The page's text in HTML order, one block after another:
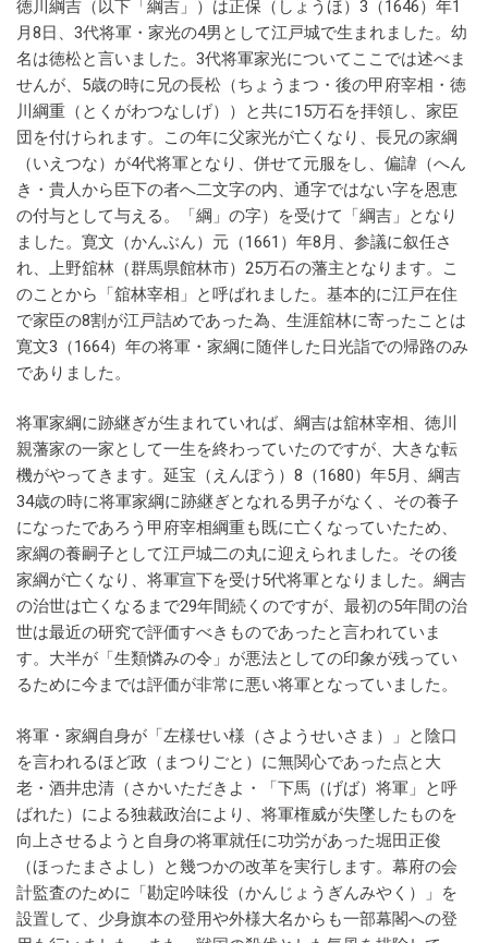
徳川綱吉（以下「綱吉」）は正保（しょうほ）3（1646）年1
月8日、3代将軍・家光の4男として江戸城で生まれました。幼
名は徳松と言いました。3代将軍家光についてここでは述べま
せんが、5歳の時に兄の長松（ちょうまつ・後の甲府宰相・徳
川綱重（とくがわつなしげ））と共に15万石を拝領し、家臣
団を付けられます。この年に父家光が亡くなり、長兄の家綱
（いえつな）が4代将軍となり、併せて元服をし、偏諱（へん
き・貴人から臣下の者へ二文字の内、通字ではない字を恩恵
の付与として与える。「綱」の字）を受けて「綱吉」となり
ました。寛文（かんぶん）元（1661）年8月、参議に叙任さ
れ、上野舘林（群馬県館林市）25万石の藩主となります。こ
のことから「舘林宰相」と呼ばれました。基本的に江戸在住
で家臣の8割が江戸詰めであった為、生涯舘林に寄ったことは
寛文3（1664）年の将軍・家綱に随伴した日光詣での帰路のみ
でありました。
将軍家綱に跡継ぎが生まれていれば、綱吉は舘林宰相、徳川
親藩家の一家として一生を終わっていたのですが、大きな転
機がやってきます。延宝（えんぽう）8（1680）年5月、綱吉
34歳の時に将軍家綱に跡継ぎとなれる男子がなく、その養子
になったであろう甲府宰相綱重も既に亡くなっていたため、
家綱の養嗣子として江戸城二の丸に迎えられました。その後
家綱が亡くなり、将軍宣下を受け5代将軍となりました。綱吉
の治世は亡くなるまで29年間続くのですが、最初の5年間の治
世は最近の研究で評価すべきものであったと言われていま
す。大半が「生類憐みの令」が悪法としての印象が残ってい
るために今までは評価が非常に悪い将軍となっていました。
将軍・家綱自身が「左様せい様（さようせいさま）」と陰口
を言われるほど政（まつりごと）に無関心であった点と大
老・酒井忠清（さかいただきよ・「下馬（げば）将軍」と呼
ばれた）による独裁政治により、将軍権威が失墜したものを
向上させるようと自身の将軍就任に功労があった堀田正俊
（ほったまさよし）と幾つかの改革を実行します。幕府の会
計監査のために「勘定吟味役（かんじょうぎんみやく）」を
設置して、少身旗本の登用や外様大名からも一部幕閣への登